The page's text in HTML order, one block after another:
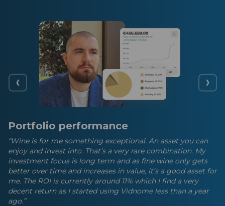
Portfolio performance
“Wine is for me something exceptional. An asset you can
enjoy and invest into. That’s a very rare combination. My
investment focus is long term and as fine wine only gets
better over time and increases in value, it’s a good asset for
me. The ROI is currently around 11% which I find a very
decent return as I started using Vidnome less than a year
ago.”